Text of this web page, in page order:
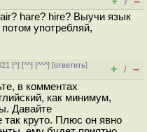
/
hare? hire? Выучи язык
употребляй,
[^] [^^] [^^^] [ответить]
+ / –
в комментах
как минимум,
Давайте
круто. Плюс он явно